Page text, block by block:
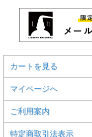
カートを見る
マイページへ
ご利用案内
特定商取引法表示